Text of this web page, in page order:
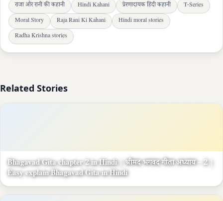
राजा और रानी की कहानी
Hindi Kahani प्रेरणादायक हिंदी कहानी
T-Series
Moral Story
Raja Rani Ki Kahani
Hindi moral stories
Radha Krishna stories
Related Stories
Bhagavad Gita chapter 2 in Hindi | श्रीमद भगवद गीता अध्याय – 2 |
Easy explain Bhagavad Gita in Hindi